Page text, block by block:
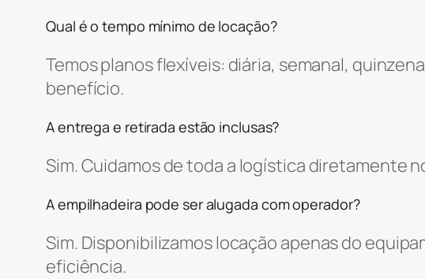
Qual é o tempo mínimo de locação?
Temos planos flexíveis: diária, semanal,
benefício.
A entrega e retirada estão inclusas?
Sim. Cuidamos de toda a logística diretamente
A empilhadeira pode ser alugada com operador?
Sim. Disponibilizamos locação apenas do
eficiência.